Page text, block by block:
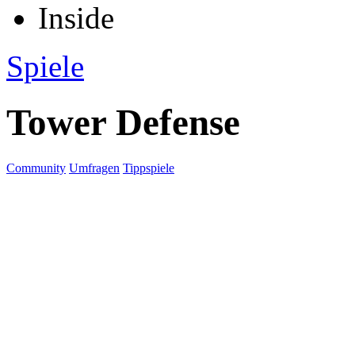
Inside
Spiele
Tower Defense
Community Umfragen Tippspiele